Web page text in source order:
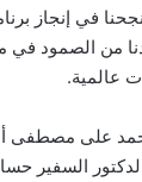
في إنجاز
من الصمود في
عالمية.
على مصطفى
السفير